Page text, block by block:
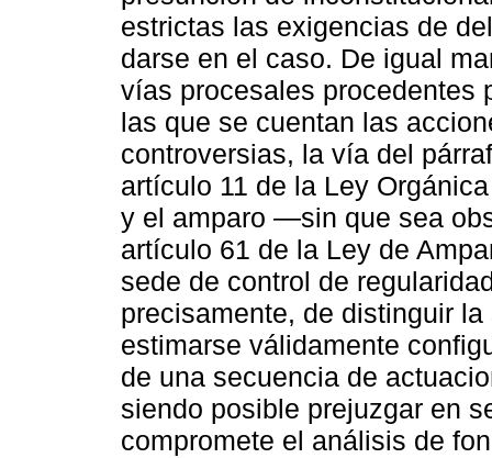
estrictas las exigencias de
darse en el caso. De igual
vías procesales procedentes
las que se cuentan las
controversias, la vía del
artículo 11 de la Ley
y el amparo —sin que sea
artículo 61 de la Ley de
sede de control de
precisamente, de distinguir
estimarse válidamente
de una secuencia de
siendo posible prejuzgar en
compromete el análisis de